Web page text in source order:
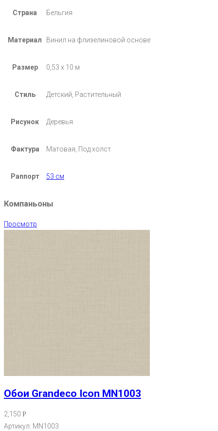
Страна Бельгия
Материал Винил на флизелиновой основе
Размер 0,53 х 10 м
Стиль Детский, Растительный
Рисунок Деревья
Фактура Матовая, Под холст
Раппорт 53 см
Компаньоны
Просмотр
Обои Grandeco Icon MN1003
2,150 Р
Артикул: MN1003